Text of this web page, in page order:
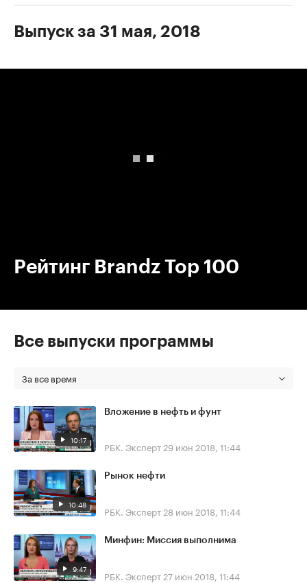
Выпуск за 31 мая, 2018
Рейтинг Brandz Top 100
Все выпуски программы
За все время
10:17
Вложение в нефть и фунт
РБК. Эксперт 29 июн 2018, 11:44
10:48
Рынок нефти
РБК. Эксперт 28 июн 2018, 11:44
9:47
Минфин: Миссия выполнима
РБК. Эксперт 27 июн 2018, 11:44